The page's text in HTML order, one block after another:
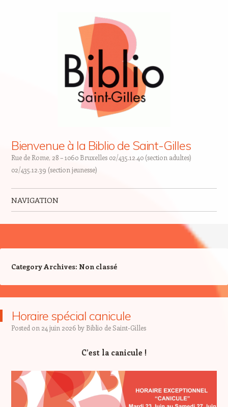
Bienvenue à la Biblio de Saint-Gilles
Rue de Rome, 28 – 1060 Bruxelles 02/435.12.40 (section adultes)
02/435.12.39 (section jeunesse)
NAVIGATION
Category Archives: Non classé
Horaire spécial canicule
Posted on 24 juin 2026 by Biblio de Saint-Gilles
C’est la canicule !